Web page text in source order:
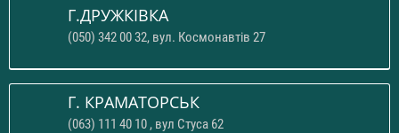
Г.ДРУЖКІВКА
(050) 342 00 32, вул. Космонавтів 27
Г. КРАМАТОРСЬК
(063) 111 40 10 , вул Стуса 62